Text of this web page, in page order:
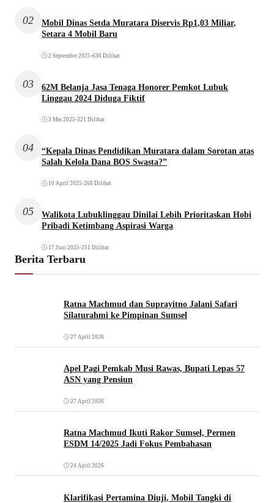
02
Mobil Dinas Setda Muratara Diservis Rp1,03 Miliar,
Setara 4 Mobil Baru
2 September 2025 •636 Dilihat
03
62M Belanja Jasa Tenaga Honorer Pemkot Lubuk
Linggau 2024 Diduga Fiktif
3 Mei 2025 •321 Dilihat
04
“Kepala Dinas Pendidikan Muratara dalam Sorotan atas
Salah Kelola Dana BOS Swasta?”
10 April 2025 •268 Dilihat
05
Walikota Lubuklinggau Dinilai Lebih Prioritaskan Hobi
Pribadi Ketimbang Aspirasi Warga
17 Juni 2025 •251 Dilihat
Berita Terbaru
Ratna Machmud dan Suprayitno Jalani Safari
Silaturahmi ke Pimpinan Sumsel
27 April 2026
Apel Pagi Pemkab Musi Rawas, Bupati Lepas 57
ASN yang Pensiun
27 April 2026
Ratna Machmud Ikuti Rakor Sumsel, Permen
ESDM 14/2025 Jadi Fokus Pembahasan
24 April 2026
Klarifikasi Pertamina Diuji, Mobil Tangki di